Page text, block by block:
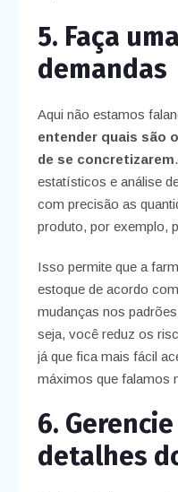
5. Faça
demandas
Aqui não estamos
entender quais são
de se concretizarem
estatísticos e análise
com precisão as
produto, por exemplo,
Isso permite que a
estoque de acordo
mudanças nos
seja, você reduz os
já que fica mais fácil
máximos que falamos
6.
detalhes